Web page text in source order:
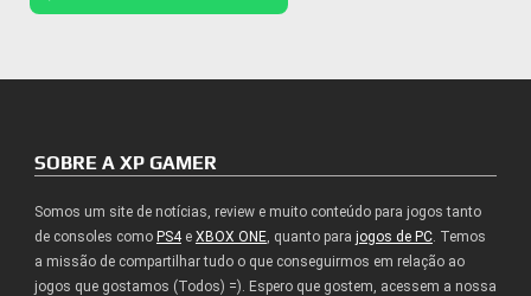
SOBRE A XP GAMER
Somos um site de notícias, review e muito conteúdo para jogos tanto
de consoles como PS4e XBOX ONE, quanto para jogos de PC. Temos
a missão de compartilhar tudo o que conseguirmos em relação ao
jogos que gostamos (Todos) =). Espero que gostem, acessem a nossa